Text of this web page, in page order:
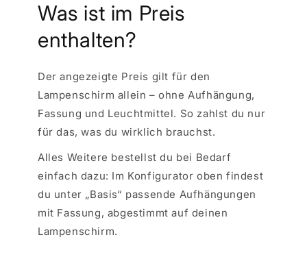
Was ist im Preis
enthalten?
Der angezeigte Preis gilt für den
Lampenschirm allein – ohne Aufhängung,
Fassung und Leuchtmittel. So zahlst du nur
für das, was du wirklich brauchst.
Alles Weitere bestellst du bei Bedarf
einfach dazu: Im Konfigurator oben findest
du unter „Basis“ passende Aufhängungen
mit Fassung, abgestimmt auf deinen
Lampenschirm.